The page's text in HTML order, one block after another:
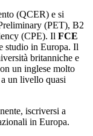
(QCER) e si
(PET), B2
(CPE). Il FCE
studio in Europa. Il
britanniche e
un inglese molto
un livello quasi
iscriversi a
in Europa.